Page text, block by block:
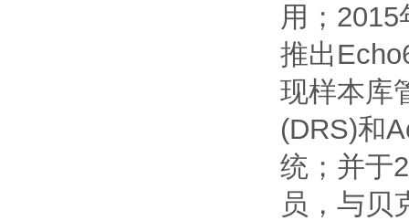
用；
推出
现样本库
(DRS)和
统；并于
员，与贝